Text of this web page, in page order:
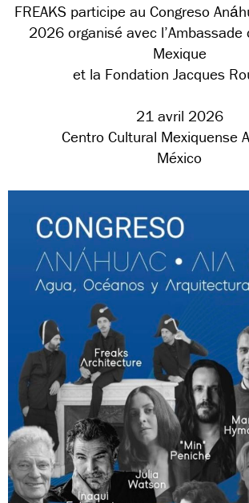
FREAKS participe au Congreso
2026 organisé avec l’Ambassade
Mexique
et la Fondation Jacques
21 avril 2026
Centro Cultural Mexiquense
México